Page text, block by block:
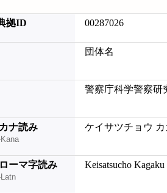
拠ID 00287026
団体名
警察庁科学警察研
ナ読み ケイサツチョウ
ーマ字読み Keisatsucho